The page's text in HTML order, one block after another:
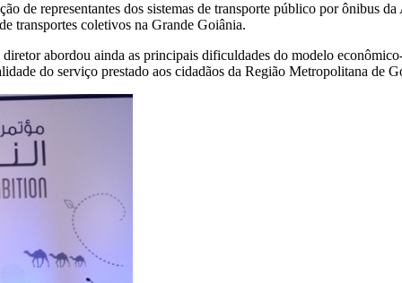
de representantes dos sistemas de transporte público por ônibus
transportes coletivos na Grande Goiânia.
abordou ainda as principais dificuldades do modelo
do serviço prestado aos cidadãos da Região Metropolitana de